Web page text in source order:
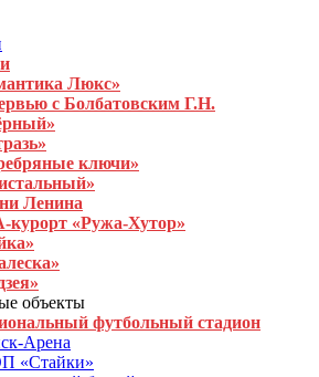
Люкс»
с Болбатовским Г.Н.
ключи»
Ленина
«Ружа-Хутор»
объекты
футбольный стадион
Арена
«Стайки»